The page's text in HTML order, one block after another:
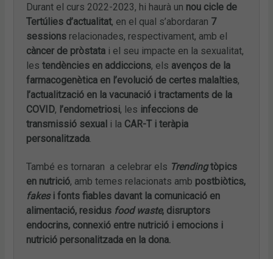
Durant el curs 2022-2023, hi haurà un nou cicle de
Tertúlies d’actualitat, en el qual s’abordaran 7
sessions relacionades, respectivament, amb el
càncer de pròstata i el seu impacte en la sexualitat,
lestendències en addiccions, els avenços de la
farmacogenètica en l’evolució de certes malalties,
l’actualització en la vacunació i tractaments de la
COVID, l’endometriosi, les infeccions de
transmissió sexual i la CAR-T i teràpia
personalitzada
També es tornaran a celebrar els Trendingtòpics
en nutrició, amb temes relacionats amb postbiòtics,
fakesi fonts fiables davant la comunicació en
alimentació, residus food waste, disruptors
endocrins, connexió entre nutrició i emocions i
nutrició personalitzada en la dona.